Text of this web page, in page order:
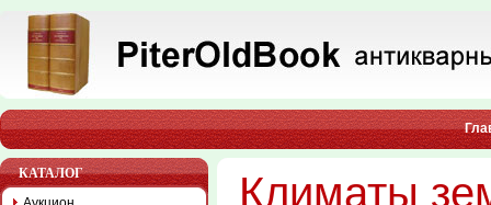
Климаты
КАТАЛОГ